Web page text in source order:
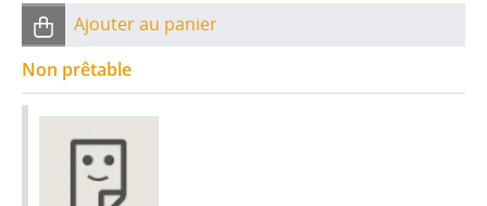
Ajouter au panier
Non prêtable